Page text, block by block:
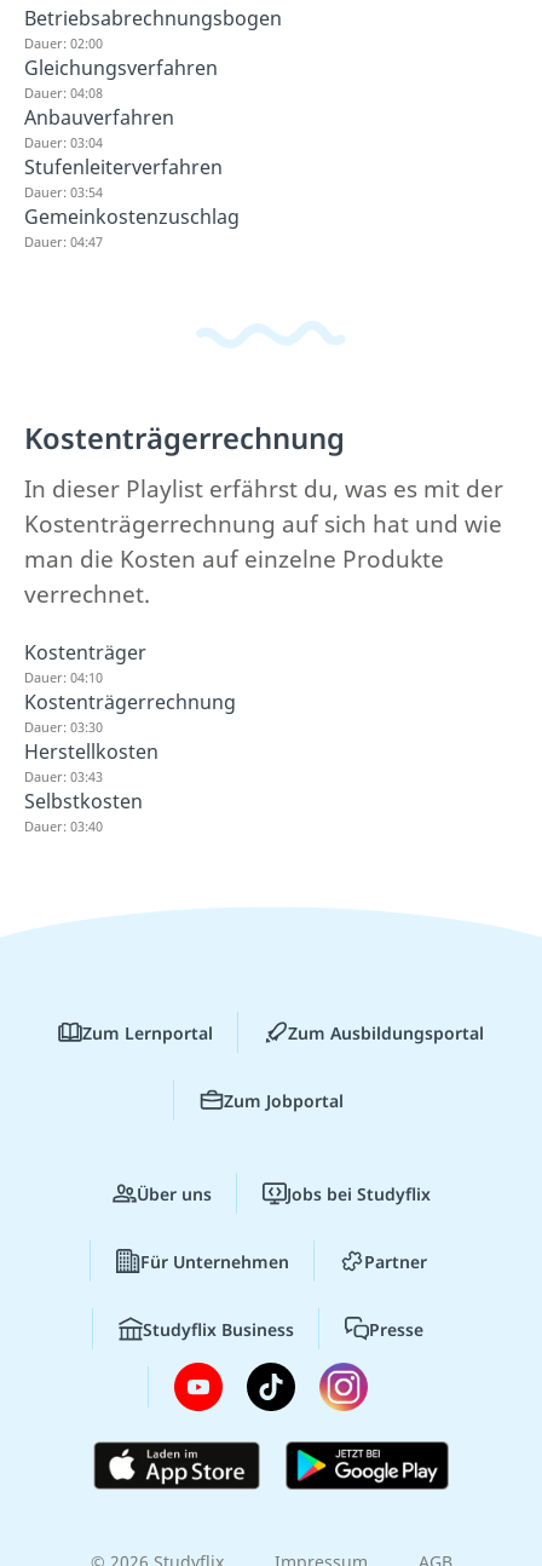
Betriebsabrechnungsbogen
Dauer: 02:00
Gleichungsverfahren
Dauer: 04:08
Anbauverfahren
Dauer: 03:04
Stufenleiterverfahren
Dauer: 03:54
Gemeinkostenzuschlag
Dauer: 04:47
Kostenträgerrechnung
In dieser Playlist erfährst du, was es mit der
Kostenträgerrechnung auf sich hat und wie
man die Kosten auf einzelne Produkte
verrechnet.
Kostenträger
Dauer: 04:10
Kostenträgerrechnung
Dauer: 03:30
Herstellkosten
Dauer: 03:43
Selbstkosten
Dauer: 03:40
Zum Lernportal Zum Ausbildungsportal
Zum Jobportal
Über uns Jobs bei Studyflix
Für Unternehmen Partner
Studyflix Business Presse
© 2026 Studyflix Impressum AGB